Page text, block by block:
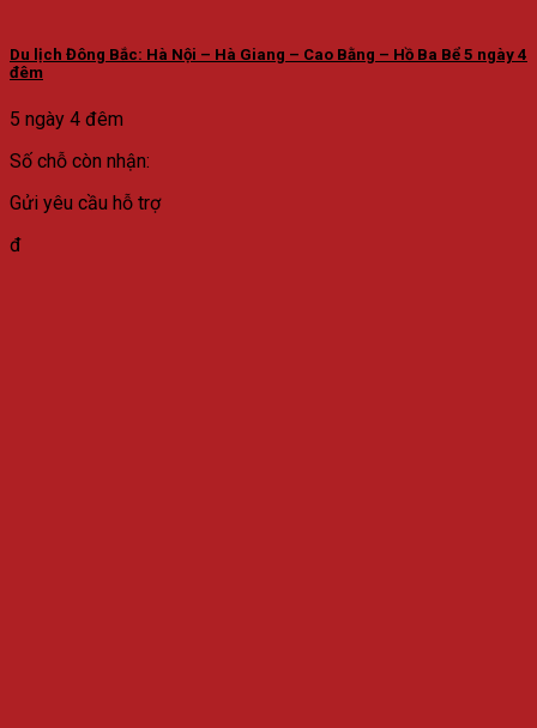
Du lịch Đông Bắc: Hà Nội – Hà Giang – Cao Bằng – Hồ Ba Bể 5 ngày 4
đêm
5 ngày 4 đêm
Số chỗ còn nhận:
Gửi yêu cầu hỗ trợ
đ